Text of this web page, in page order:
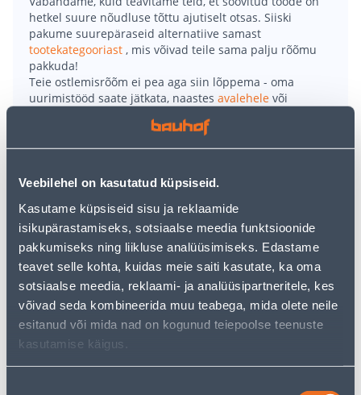
Veebilehel on kasutatud küpsiseid.
Kasutame küpsiseid sisu ja reklaamide
isikupärastamiseks, sotsiaalse meedia funktsioonide
pakkumiseks ning liikluse analüüsimiseks. Edastame
teavet selle kohta, kuidas meie saiti kasutate, ka oma
sotsiaalse meedia, reklaami- ja analüüsipartneritele, kes
võivad seda kombineerida muu teabega, mida olete neile
esitanud või mida nad on kogunud teiepoolse teenuste
kasutamise käigus.
hetkel suure nõudluse tõttu ajutiselt otsas. Siiski
pakume suurepäraseid alternatiive samast
tootekategooriast , mis võivad teile sama palju rõõmu
pakkuda!
Teie ostlemisrõõm ei pea aga siin lõppema - oma
uurimistööd saate jätkata, naastes avalehele või
veelgi meelepärasemad valikuid. Head ostlemist!
• Vertikaalaiandus on paindlik süsteem, mis võimaldab
muuta igavad seinad tõeliseks pilgupüüdjaks,
kasutades selleks lilli, ürte või köögivilju.
• Ilmastikukindlast plastist istutuspottidega süsteem
on modulaarne ning seda saab laiendada ja ühendada
tööriistu kasutamata.
• Seinaelemendid võivad seista põrandal, aga võib ka
riputada tugevalt seinale.
• 14-päevane tagastusõigus.